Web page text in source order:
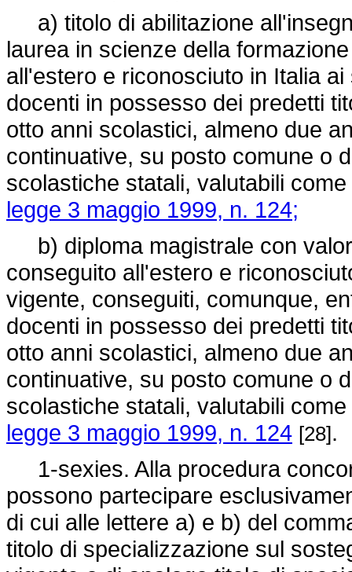
a) titolo di abilitazione
laurea in scienze della
all'estero e riconosciuto in Italia
docenti in possesso dei predetti
otto anni scolastici, almeno due
continuative, su posto comune o
scolastiche statali, valutabili
legge 3 maggio 1999, n. 124;
b) diploma magistrale con
conseguito all'estero e
vigente, conseguiti, comunque,
docenti in possesso dei predetti
otto anni scolastici, almeno due
continuative, su posto comune o
scolastiche statali, valutabili
legge 3 maggio 1999, n. 124 [28].
1-sexies. Alla procedura
possono partecipare
di cui alle lettere a) e b) del
titolo di specializzazione sul